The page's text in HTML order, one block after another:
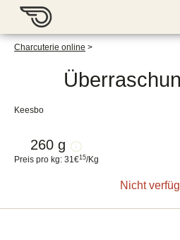
Charcuterie online >
Keesbo
260 g
Preis pro kg: 31€15/Kg
Nicht